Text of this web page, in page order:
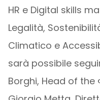
HR e Digital skills
Legalità,
Climatico e
sarà possibile
Borghi, Head of the